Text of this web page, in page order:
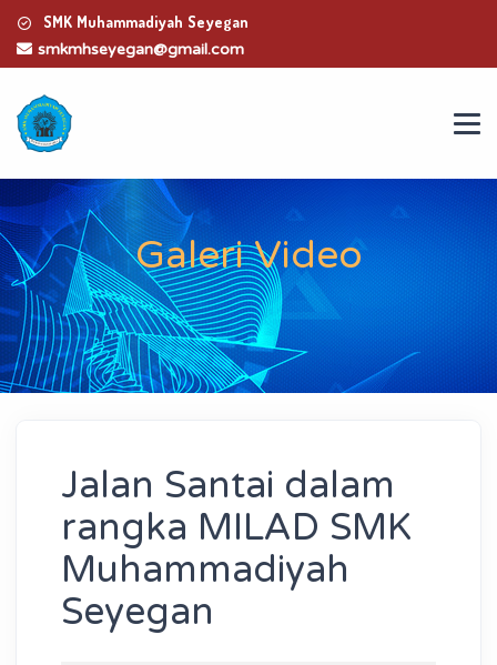
SMK Muhammadiyah Seyegan
smkmhseyegan@gmail.com
Galeri Video
Jalan Santai dalam
rangka MILAD SMK
Muhammadiyah
Seyegan